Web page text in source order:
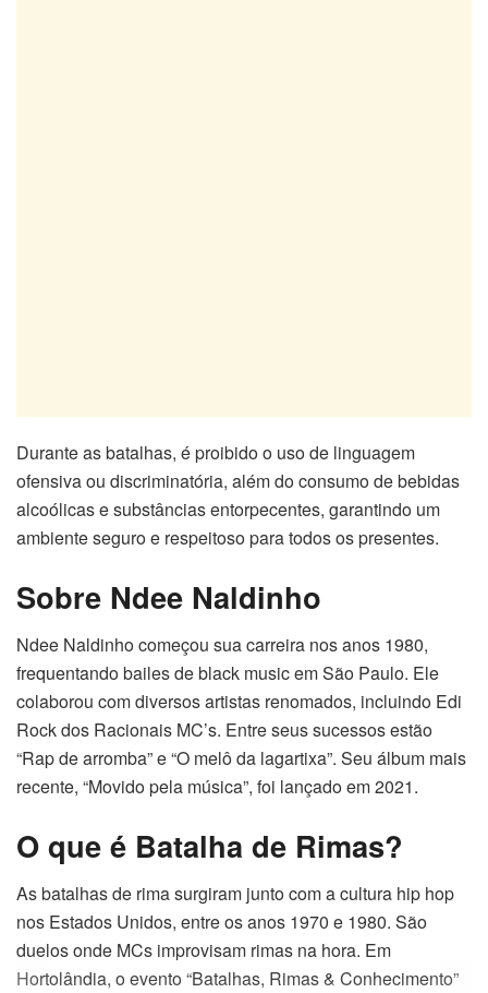
Durante as batalhas, é proibido o uso de linguagem
ofensiva ou discriminatória, além do consumo de bebidas
alcoólicas e substâncias entorpecentes, garantindo um
ambiente seguro e respeitoso para todos os presentes.
Sobre Ndee Naldinho
Ndee Naldinho começou sua carreira nos anos 1980,
frequentando bailes de black music em São Paulo. Ele
colaborou com diversos artistas renomados, incluindo Edi
Rock dos Racionais MC’s. Entre seus sucessos estão
“Rap de arromba” e “O melô da lagartixa”. Seu álbum mais
recente, “Movido pela música”, foi lançado em 2021.
O que é Batalha de Rimas?
As batalhas de rima surgiram junto com a cultura hip hop
nos Estados Unidos, entre os anos 1970 e 1980. São
duelos onde MCs improvisam rimas na hora. Em
Hortolândia, o evento “Batalhas, Rimas & Conhecimento”